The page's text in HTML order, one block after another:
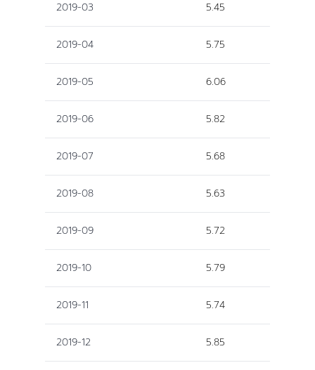
2019-03 5.45
2019-04 5.75
2019-05 6.06
2019-06 5.82
2019-07 5.68
2019-08 5.63
2019-09 5.72
2019-10 5.79
2019-11 5.74
2019-12 5.85